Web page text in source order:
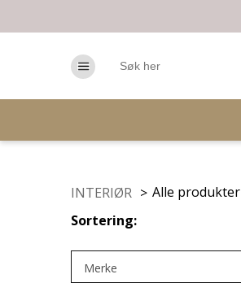
INTERIØR > Alle produkter
Sortering:
Merke